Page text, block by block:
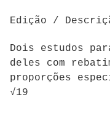
Edição /
Dois estudos
deles com
proporções
√19